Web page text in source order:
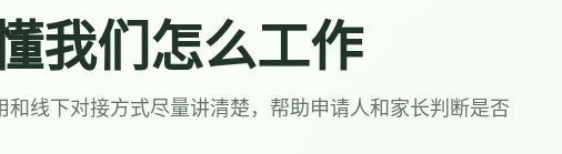
我们怎么工作
线下对接方式尽量讲清楚，帮助申请人和家长判断是否